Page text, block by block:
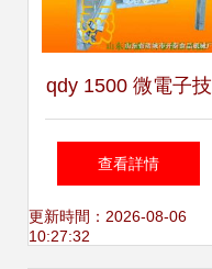
qdy 1500 微電子技
術控制電加熱不銹
鋼油炸機 山東省諸
查看詳情
更新時間：2026-08-06
10:27:32